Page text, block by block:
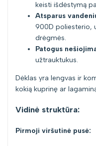
keisti išdėstymą
Atsparus
900D poliesterio,
drėgmės.
Patogus
užtrauktukus.
Dėklas yra lengvas ir
kokią kuprinę ar
Vidinė struktūra:
Pirmoji viršutinė pusė: